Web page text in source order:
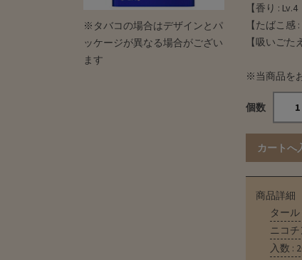
※タバコの場合はデザインとパ
ッケージが異なる場合がござい
ます
【香り : Lv.4
【たばこ感 :
【吸いごた
※当商品を
個数
商品詳細
タール
ニコチ
入数 :